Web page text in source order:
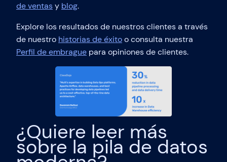
de ventasy blog.
Explore los resultados de nuestros clientes a través
de nuestro historias de éxitoo consulta nuestra
Perfil de embrague para opiniones de clientes.
¿Quiere leer más
sobre la pila de datos